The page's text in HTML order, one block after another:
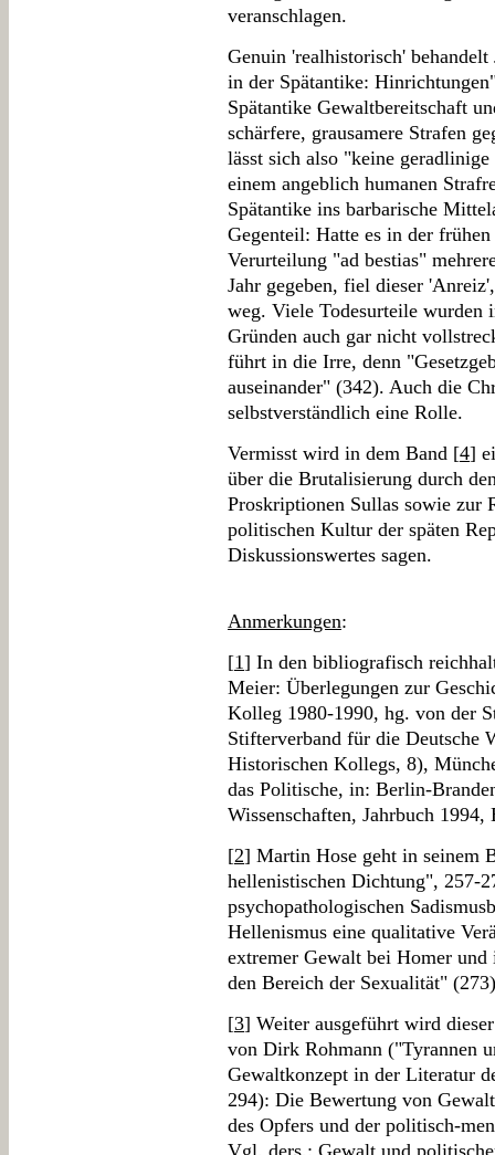
veranschlagen.
Genuin 'realhistorisch'
in der Spätantike:
Spätantike Gewaltbereitschaft
schärfere, grausamere Strafen
lässt sich also "keine
einem angeblich humanen
Spätantike ins barbarische
Gegenteil: Hatte es in der
Verurteilung "ad bestias"
Jahr gegeben, fiel dieser
weg. Viele Todesurteile wurden
Gründen auch gar nicht
führt in die Irre, denn
auseinander" (342). Auch die
selbstverständlich eine Rolle.
Vermisst wird in dem Band [4]
über die Brutalisierung durch
Proskriptionen Sullas sowie zur
politischen Kultur der späten
Diskussionswertes sagen.
Anmerkungen:
[1] In den bibliografisch
Meier: Überlegungen zur
Kolleg 1980-1990, hg. von der
Stifterverband für die Deutsche
Historischen Kollegs, 8),
das Politische, in: Berlin-
Wissenschaften, Jahrbuch
[2] Martin Hose geht in seinem
hellenistischen Dichtung", 257-
psychopathologischen
Hellenismus eine qualitative
extremer Gewalt bei Homer
den Bereich der Sexualität"
[3] Weiter ausgeführt wird
von Dirk Rohmann ("Tyrannen
Gewaltkonzept in der Literatur
294): Die Bewertung von
des Opfers und der politisch-
Vgl. ders.: Gewalt und